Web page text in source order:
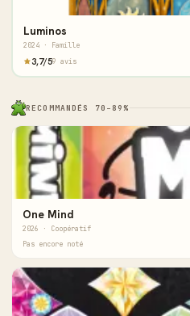
Luminos
2024 · Famille
3,7/59 avis
RECOMMANDÉS 70–89%
One Mind
2026 · Coopératif
Pas encore noté